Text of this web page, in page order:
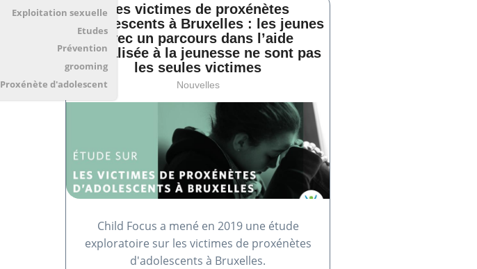
​Les victimes de proxénètes
d’adolescents à Bruxelles : les jeunes
avec un parcours dans l’aide
spécialisée à la jeunesse ne sont pas
les seules victimes
Nouvelles
Exploitation sexuelle
Etudes
Prévention
grooming
Proxénète d'adolescent
Child Focus a mené en 2019 une étude
exploratoire sur les victimes de proxénètes
d'adolescents à Bruxelles.